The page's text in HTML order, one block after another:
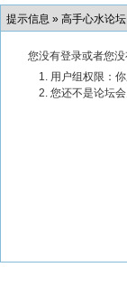
提示信息 » 高手心水论坛
您没有登录或者您
用户组权限：
您还不是论坛